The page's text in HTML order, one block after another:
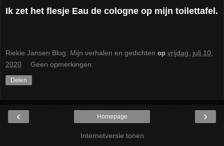
Ik zet het flesje Eau de cologne op mijn toilettafel.
Riekie Jansen Blog: Mijn verhalen en gedichten op vrijdag, juli 10,
2020
Geen opmerkingen:
Delen
‹ ›
Homepage
Internetversie tonen